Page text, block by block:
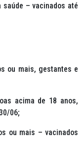
– vacinados até
ou mais, gestantes e
acima de 18 anos,
06;
ou mais – vacinados